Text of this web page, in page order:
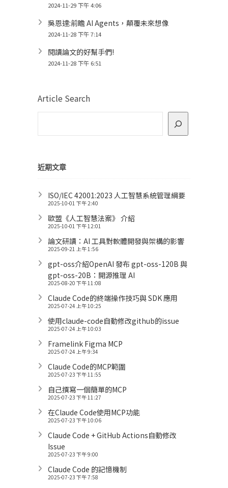
2024-11-29 下午 4:06
吳恩達:前瞻 AI Agents，顛覆未來想像
2024-11-28 下午 7:14
閱讀論文的好幫手們!
2024-11-28 下午 6:51
Article Search
近期文章
ISO/IEC 42001:2023 人工智慧系統管理綱要
2025-10-01 下午 2:40
歐盟《人工智慧法案》 介紹
2025-10-01 下午 12:01
論文研讀：AI 工具對軟體開發與架構的影響
2025-09-21 上午 1:56
gpt-oss介紹OpenAI 發布 gpt-oss-120B 與
gpt-oss-20B：開源推理 AI
2025-08-20 下午 11:08
Claude Code的終端操作技巧與 SDK 應用
2025-07-24 上午 10:25
使用claude-code自動修改github的issue
2025-07-24 上午 10:03
Framelink Figma MCP
2025-07-24 上午 9:34
Claude Code的MCP範圍
2025-07-23 下午 11:55
自己撰寫一個簡單的MCP
2025-07-23 下午 11:27
在Claude Code使用MCP功能
2025-07-23 下午 10:06
Claude Code + GitHub Actions自動修改
Issue
2025-07-23 下午 9:00
Claude Code 的記憶機制
2025-07-23 下午 7:58